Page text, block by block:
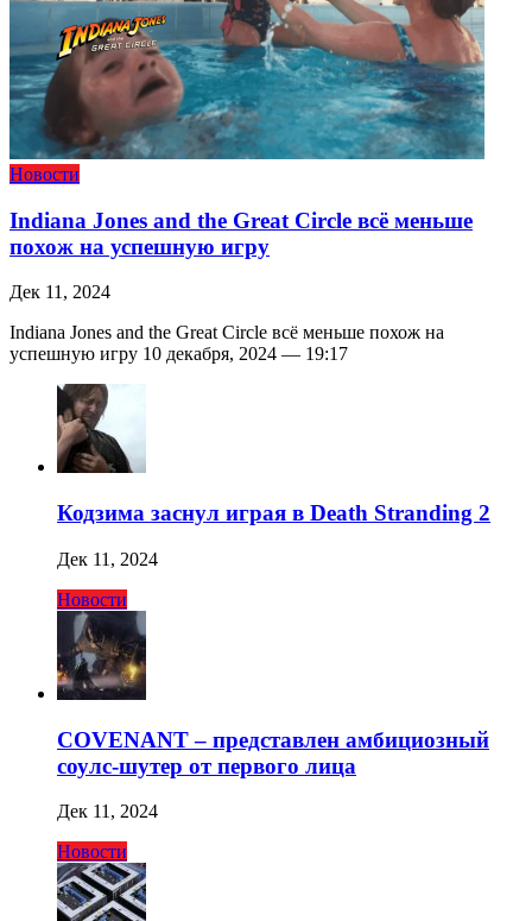
Новости
Indiana Jones and the Great Circle всё меньше
похож на успешную игру
Дек 11, 2024
Indiana Jones and the Great Circle всё меньше похож на
успешную игру 10 декабря, 2024 — 19:17
Кодзима заснул играя в Death Stranding 2
Дек 11, 2024
Новости
COVENANT – представлен амбициозный
соулс-шутер от первого лица
Дек 11, 2024
Новости